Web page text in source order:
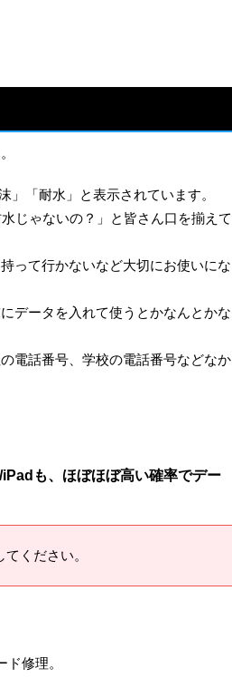
」「耐水」と表示されています。
じゃないの？」と皆さん口を揃えて
って行かないなど大切にお使いにな
データを入れて使うとかなんとかな
電話番号、学校の電話番号などなか
も、ほぼほぼ高い確率でデー
ください。
修理。